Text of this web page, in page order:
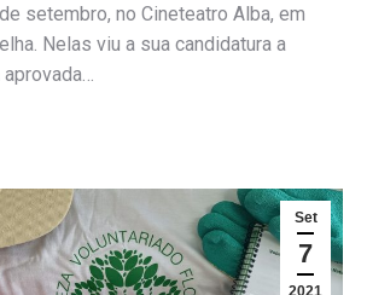
setembro, no Cineteatro Alba, em
Nelas viu a sua candidatura a
Set
7
2021